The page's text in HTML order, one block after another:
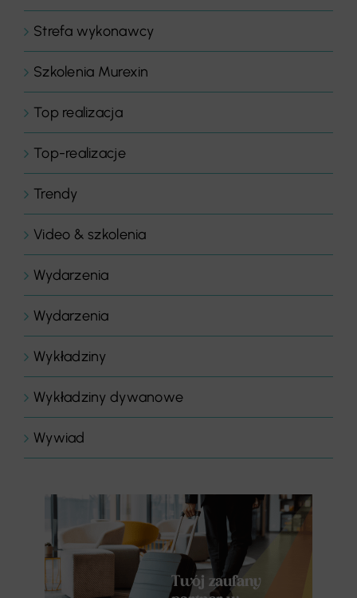
Strefa wykonawcy
Szkolenia Murexin
Top realizacja
Top-realizacje
Trendy
Video & szkolenia
Wydarzenia
Wydarzenia
Wykładziny
Wykładziny dywanowe
Wywiad